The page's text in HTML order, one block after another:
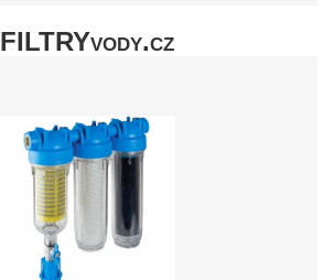
FILTRYvody.cz